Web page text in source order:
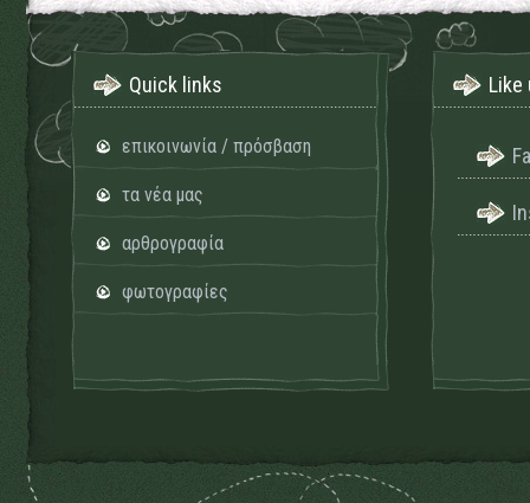
Quick links
επικοινωνία / πρόσβαση
τα νέα μας
αρθρογραφία
φωτογραφίες
Like